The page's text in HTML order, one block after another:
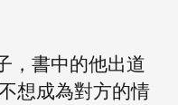
，書中的他出道
想成為對方的情